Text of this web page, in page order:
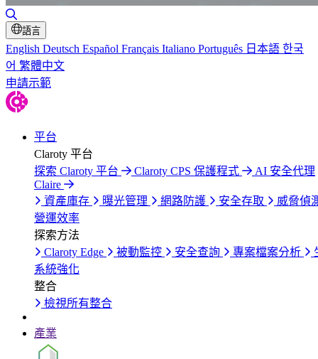
切換搜尋
語言
English Deutsch Español Français Italiano Português 日本語 한국
어 繁體中文
申請示範
平台
Claroty 平台
探索 Claroty 平台
Claroty CPS 保護程式
AI 安全代理
Claire
資產庫存
曝光管理 網路防護 安全存取
威脅偵
營運效率
探索方法
Claroty Edge
被動監控 安全查詢 專案檔案分析
系統強化
整合
檢視所有整合
產業